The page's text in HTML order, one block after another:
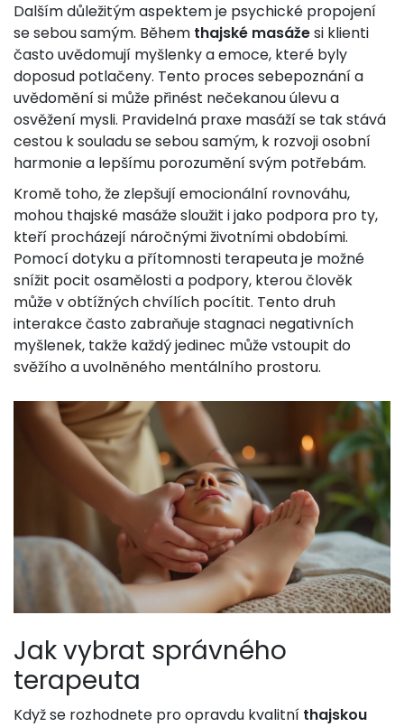
Dalším důležitým aspektem je psychické propojení
se sebou samým. Během thajské masážesi klienti
často uvědomují myšlenky a emoce, které byly
doposud potlačeny. Tento proces sebepoznání a
uvědomění si může přinést nečekanou úlevu a
osvěžení mysli. Pravidelná praxe masáží se tak stává
cestou k souladu se sebou samým, k rozvoji osobní
harmonie a lepšímu porozumění svým potřebám.
Kromě toho, že zlepšují emocionální rovnováhu,
mohou thajské masáže sloužit i jako podpora pro ty,
kteří procházejí náročnými životními obdobími.
Pomocí dotyku a přítomnosti terapeuta je možné
snížit pocit osamělosti a podpory, kterou člověk
může v obtížných chvílích pocítit. Tento druh
interakce často zabraňuje stagnaci negativních
myšlenek, takže každý jedinec může vstoupit do
svěžího a uvolněného mentálního prostoru.
Jak vybrat správného
terapeuta
Když se rozhodnete pro opravdu kvalitní thajskou